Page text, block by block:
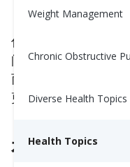
Weight Management
Chronic Obstructive
Diverse Health Topics
Health Topics
你在晚上喝的饮品会
间保持睡眠的质量。
而另一些则可能让你
更好的就寝饮品选择
有助于更好睡